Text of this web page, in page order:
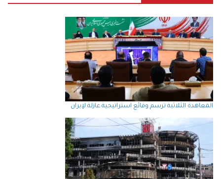
المعاهدة الثلاثية ترسم وقائع استراتيجية عازلة لإيران